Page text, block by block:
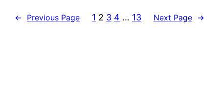
← Previous Page 1 2 3 4 … 13 Next Page →